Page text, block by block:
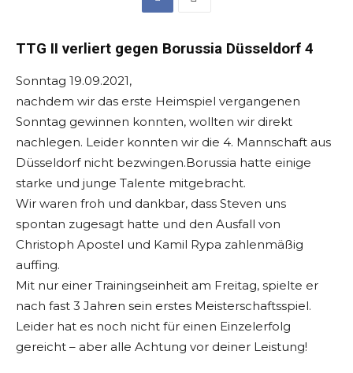
TTG II verliert gegen Borussia Düsseldorf 4
Sonntag 19.09.2021,
nachdem wir das erste Heimspiel vergangenen
Sonntag gewinnen konnten, wollten wir direkt
nachlegen. Leider konnten wir die 4. Mannschaft aus
Düsseldorf nicht bezwingen.Borussia hatte einige
starke und junge Talente mitgebracht.
Wir waren froh und dankbar, dass Steven uns
spontan zugesagt hatte und den Ausfall von
Christoph Apostel und Kamil Rypa zahlenmäßig
auffing.
Mit nur einer Trainingseinheit am Freitag, spielte er
nach fast 3 Jahren sein erstes Meisterschaftsspiel.
Leider hat es noch nicht für einen Einzelerfolg
gereicht – aber alle Achtung vor deiner Leistung!